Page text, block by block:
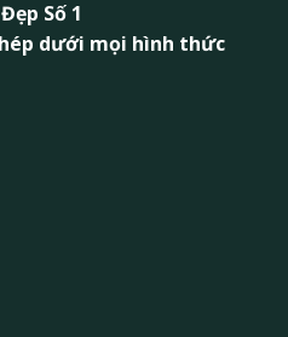
Số 1
dưới mọi hình thức